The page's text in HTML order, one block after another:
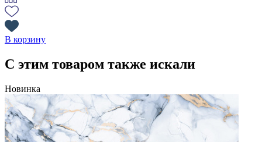
В корзину
С этим товаром также искали
Новинка